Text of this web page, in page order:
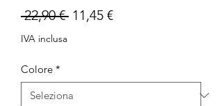
22,90 € Prezzo
11,45 €Prezzo
IVA inclusa
Colore *